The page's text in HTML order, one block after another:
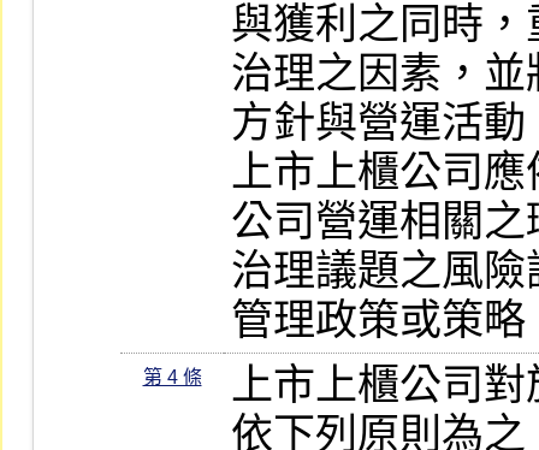
與獲利之同時
治理之因素，
方針與營運活動
上市上櫃公司
公司營運相關
治理議題之風
管理政策或策略
第 4 條
上市上櫃公司
依下列原則為之